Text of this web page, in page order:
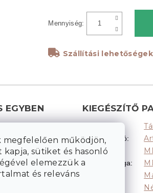
működjön,
sütiket és hasonló
elemezzük a
és releváns
Szállítási lehetőségek
EGYBEN
bútordarab
terét egy
tölgy dekorációja
és bordázott
vagy
KIEGÉSZÍTŐ
Fa dekoráció:
Lap anyaga
Lábak anyaga: